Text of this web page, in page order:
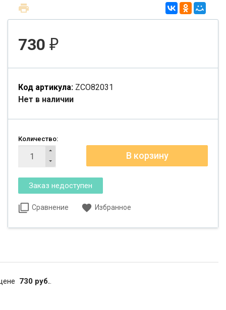
730 ₽
Код артикула: ZCO82031
Нет в наличии
Количество:
Сравнение Избранное
730 руб..